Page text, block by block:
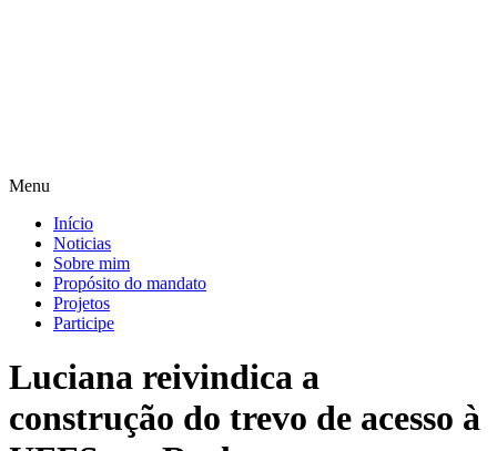
Menu
Início
Noticias
Sobre mim
Propósito do mandato
Projetos
Participe
Luciana reivindica a
construção do trevo de acesso à